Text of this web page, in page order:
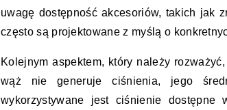
uwagę dostępność akcesoriów, takich jak
często są projektowane z myślą o
Kolejnym aspektem, który należy
wąż nie generuje ciśnienia, jego
wykorzystywane jest ciśnienie